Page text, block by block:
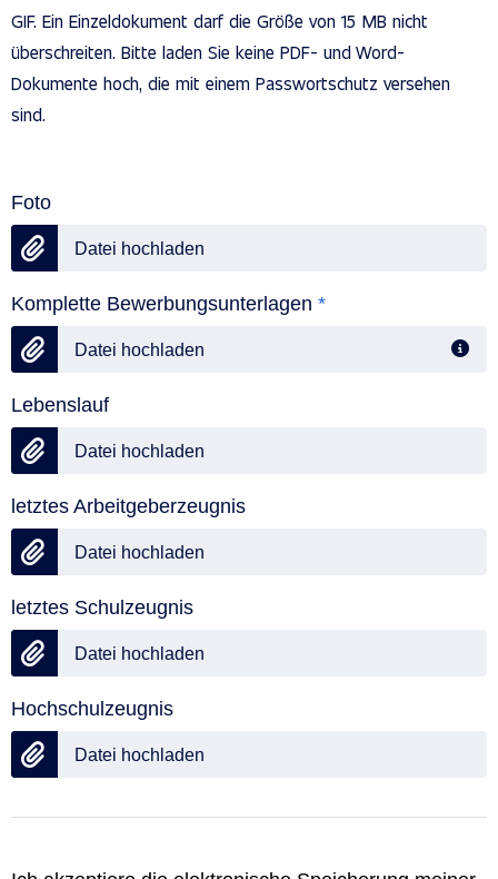
GIF. Ein Einzeldokument darf die Größe von 15 MB nicht
überschreiten. Bitte laden Sie keine PDF- und Word-
Dokumente hoch, die mit einem Passwortschutz versehen
sind.
Foto
Datei hochladen
Komplette Bewerbungsunterlagen *
Datei hochladen
Lebenslauf
Datei hochladen
letztes Arbeitgeberzeugnis
Datei hochladen
letztes Schulzeugnis
Datei hochladen
Hochschulzeugnis
Datei hochladen